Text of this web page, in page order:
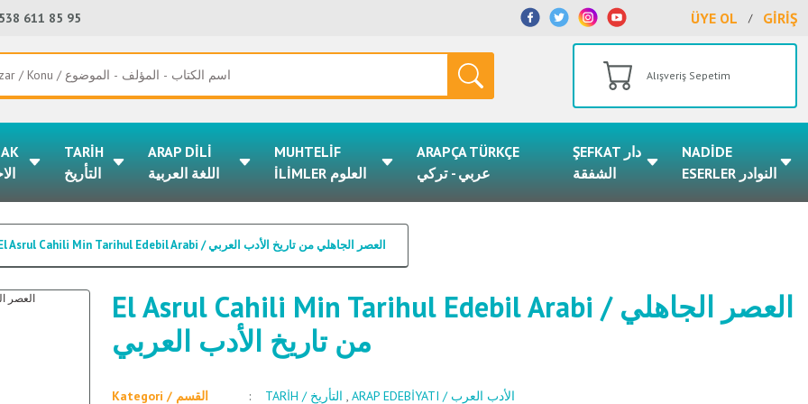
611 85 95 ÜYE OL / GİRİŞ
Alışveriş Sepetim
TARİH
التأريخ
ARAP DİLİ
اللغة العربية
MUHTELİF
İLİMLER العلوم
ARAPÇA TÜRKÇE
عربي - تركي
ŞEFKAT دار
الشفقة
NADİDE
ESERLER النوادر
El Asrul Cahili Min Tarihul Edebil Arabi / العصر الجاهلي من تاريخ الأدب العربي
El Asrul Cahili Min Tarihul Edebil Arabi / العصر الجاهلي
من تاريخ الأدب العربي
Kategori / القسم TARİH / التأريخ , ARAP EDEBİYATI / الأدب العرب